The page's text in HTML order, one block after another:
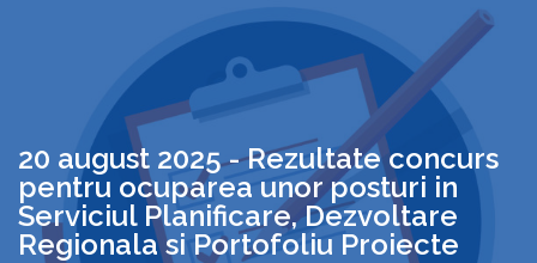
20 august 2025 - Rezultate concurs
pentru ocuparea unor posturi in
Serviciul Planificare, Dezvoltare
Regionala si Portofoliu Proiecte